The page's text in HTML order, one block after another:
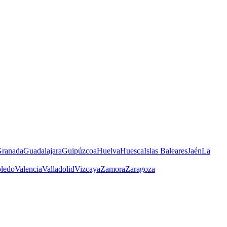
GuadalajaraGuipúzcoaHuelvaHuescaIslas BalearesJaénLa
ValenciaValladolidVizcayaZamoraZaragoza